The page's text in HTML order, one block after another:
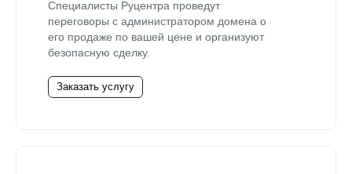
Специалисты Руцентра проведут
переговоры с администратором домена о
его продаже по вашей цене и организуют
безопасную сделку.
Заказать услугу